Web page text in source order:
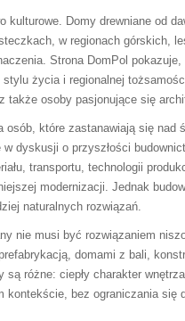
Domy drewniane od
w regionach górskich,
Strona DomPol pokazuje,
stylu życia i regionalnej
także osoby pasjonujące się
osób, które zastanawiają się nad
dyskusji o przyszłości
transportu, technologii
modernizacji. Jednak
naturalnych rozwiązań.
nie musi być rozwiązaniem
domami z bali,
są różne: ciepły charakter
bez ograniczania się